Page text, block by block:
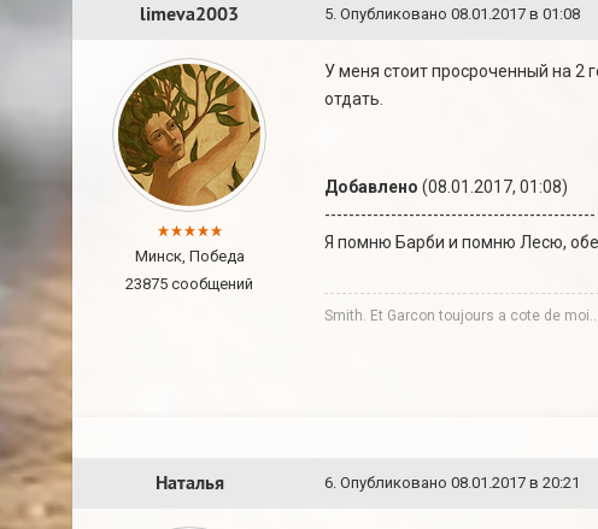
limeva2003 5. Опубликовано 08.01.2017 в 01:08
Минск, Победа
23875 сообщений
У меня стоит просроченный на 2
отдать.
Добавлено (08.01.2017, 01:08)
---------------------------------------------
Я помню Барби и помню Лесю,
Smith. Et Garcon toujours a cote de
Наталья 6. Опубликовано 08.01.2017 в 20:21